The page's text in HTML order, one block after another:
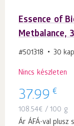
Essence of
Metbalance,
#501318 30
Nincs készleten
37.99 €
108.54€ / 100 g
Ár ÁFÁ-val plusz